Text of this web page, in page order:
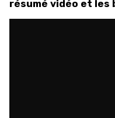
résumé vidéo et les